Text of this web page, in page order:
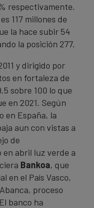
respectivamente.
es 117 millones de
la hace subir 54
la posición 277.
y dirigido por
en fortaleza de
sobre 100 lo que
en 2021. Según
en España, la
aun con vistas a
de
abril luz verde a
Bankoa, que
en el País Vasco,
proceso
banco ha